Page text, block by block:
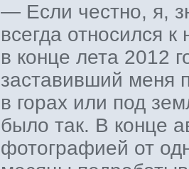
— Если честно, я,
всегда относился
в конце лета 2012
заставивший меня
в горах или под
было так. В конце
фотографией от